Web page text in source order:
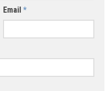
Email *